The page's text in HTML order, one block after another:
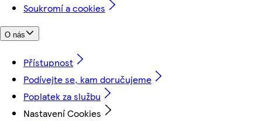
Soukromí a cookies
O nás
Přístupnost
Podívejte se, kam doručujeme
Poplatek za službu
Nastavení Cookies